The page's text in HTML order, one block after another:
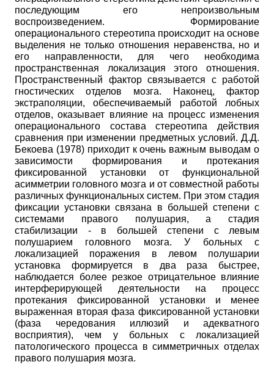
последующим его непроизвольным
воспроизведением. Формирование
операционального стереотипа происходит на основе
выделения не только отношения неравенства, но и
его направленности, для чего необходима
пространственная локализация этого отношения.
Пространственный фактор связывается с работой
гностических отделов мозга. Наконец, фактор
экстраполяции, обеспечиваемый работой лобных
отделов, оказывает влияние на процесс изменения
операционального состава стереотипа действия
сравнения при изменении предметных условий. Д.Д.
Бекоева (1978) приходит к очень важным выводам о
зависимости формирования и протекания
фиксированной установки от функциональной
асимметрии головного мозга и от совместной работы
различных функциональных систем. При этом стадия
фиксации установки связана в большей степени с
системами правого полушария, а стадия
стабилизации - в большей степени с левым
полушарием головного мозга. У больных с
локализацией поражения в левом полушарии
установка формируется в два раза быстрее,
наблюдается более резкое отрицательное влияние
интерферирующей деятельности на процесс
протекания фиксированной установки и менее
выраженная вторая фаза фиксированной установки
(фаза чередования иллюзий и адекватного
восприятия), чем у больных с локализацией
патологического процесса в симметричных отделах
правого полушария мозга.